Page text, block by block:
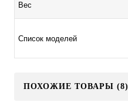
Вес
Список моделей
ПОХОЖИЕ ТОВАРЫ (8)